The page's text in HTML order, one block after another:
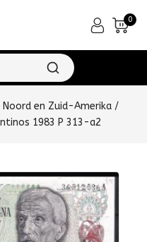
0
Noord en Zuid-Amerika /
1983 P 313-a2